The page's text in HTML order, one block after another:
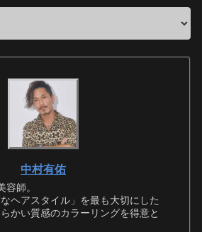
中村有佑
容師。
なヘアスタイル」を最も大切にした
かい質感のカラーリングを得意と